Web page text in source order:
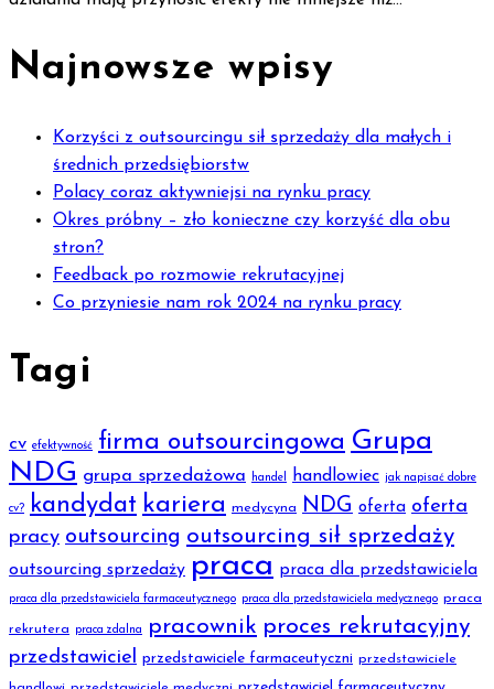
Najnowsze wpisy
Korzyści z outsourcingu sił sprzedaży dla małych i
średnich przedsiębiorstw
Polacy coraz aktywniejsi na rynku pracy
Okres próbny – zło konieczne czy korzyść dla obu
stron?
Feedback po rozmowie rekrutacyjnej
Co przyniesie nam rok 2024 na rynku pracy
Tagi
cv efektywność firma outsourcingowa Grupa
NDG grupa sprzedażowa handel handlowiec jak napisać dobre
cv? kandydat kariera medycyna NDG oferta oferta
pracy outsourcing outsourcing sił sprzedaży
outsourcing sprzedaży praca praca dla przedstawiciela
praca dla przedstawiciela farmaceutycznego praca dla przedstawiciela medycznego praca
rekrutera praca zdalna pracownik proces rekrutacyjny
przedstawiciel przedstawiciele farmaceutyczni przedstawiciele